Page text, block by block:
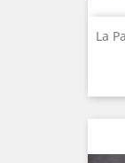
La